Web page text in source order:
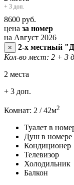
+ 3 доп.
8600 руб.
цена за номер
на Август 2026
×
2-х местный
Кол-во мест: 2 + 3
2 места
+ 3 доп.
Комнат: 2 / 42м2
Туалет в
Душ в номере
Кондиционер
Телевизор
Холодильник
Балкон